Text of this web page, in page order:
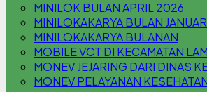
MINILOK BULAN APRIL 2026
MINILOKAKARYA BULAN
MINILOKAKARYA BULANAN
MOBILE VCT DI KECAMATAN
MONEV JEJARING DARI DINAS
MONEV PELAYANAN